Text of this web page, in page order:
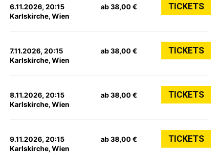
6.11.2026, 20:15
Karlskirche, Wien
ab 38,00 € TICKETS
7.11.2026, 20:15
Karlskirche, Wien
ab 38,00 € TICKETS
8.11.2026, 20:15
Karlskirche, Wien
ab 38,00 € TICKETS
9.11.2026, 20:15
Karlskirche, Wien
ab 38,00 € TICKETS